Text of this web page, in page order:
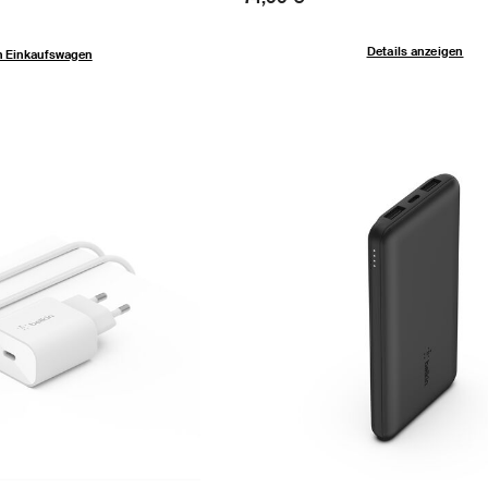
Einkaufswagen Details anzeigen